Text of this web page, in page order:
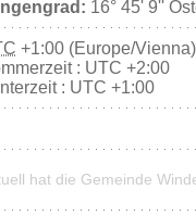
16° 45' 9''
+1:00 (Europe/Vienna)
: UTC +2:00
: UTC +1:00
hat die Gemeinde